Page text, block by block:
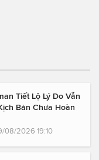
Tiết Lộ Lý Do Vẫn
Bản Chưa Hoàn
08/2026 19:10